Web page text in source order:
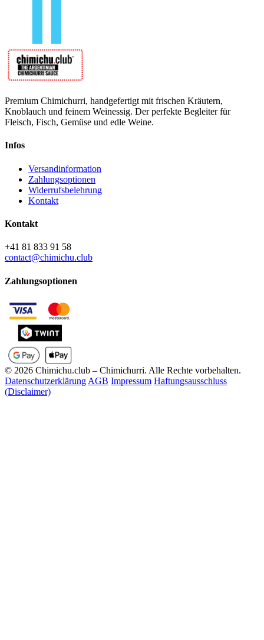
Premium Chimichurri, handgefertigt mit frischen Kräutern,
Knoblauch und feinem Weinessig. Der perfekte Begleiter für
Fleisch, Fisch, Gemüse und edle Weine.
Infos
Versandinformation
Zahlungsoptionen
Widerrufsbelehrung
Kontakt
Kontakt
+41 81 833 91 58
contact@chimichu.club
Zahlungsoptionen
© 2026 Chimichu.club – Chimichurri. Alle Rechte vorbehalten.
Datenschutzerklärung AGB Impressum Haftungsausschluss
(Disclaimer)